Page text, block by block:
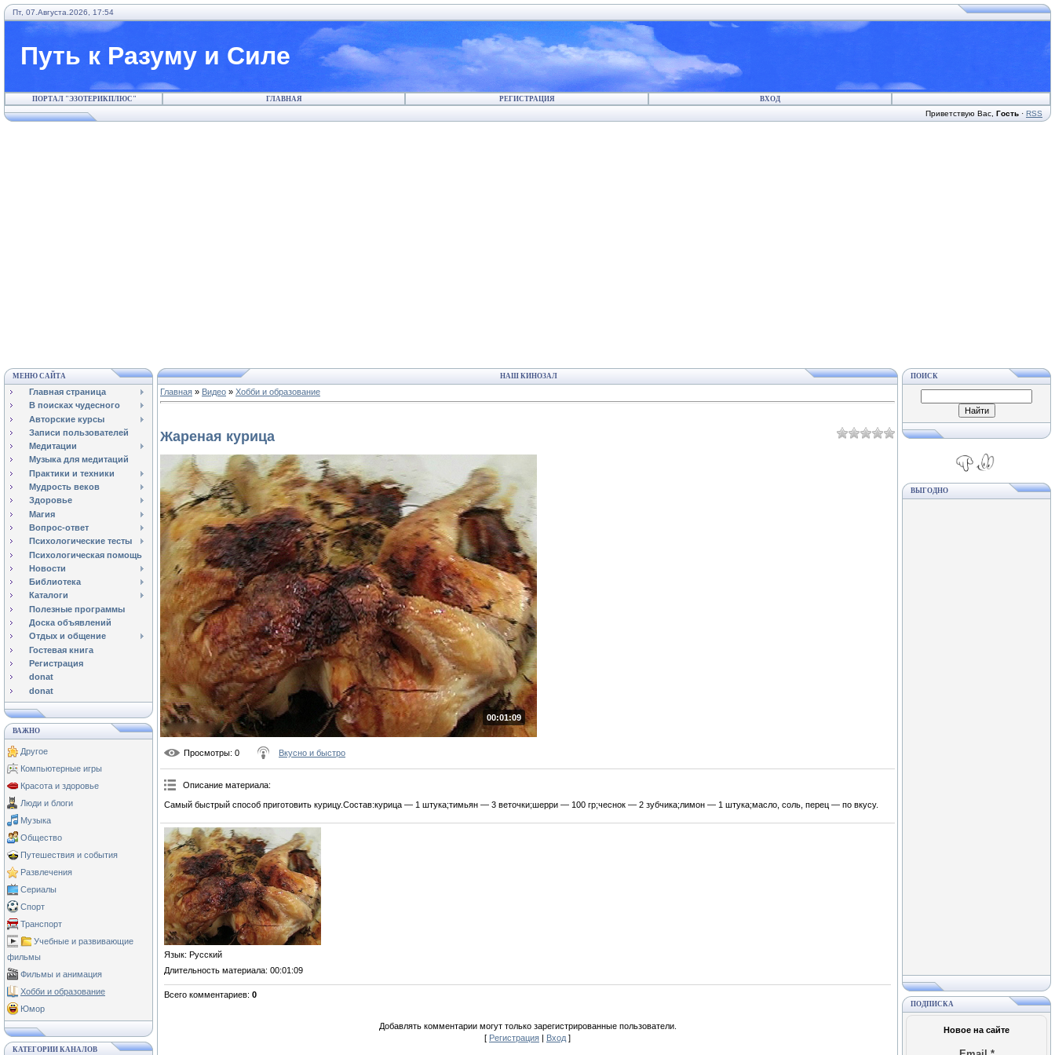
Пт, 07.Августа.2026, 17:54
Путь к Разуму и Силе
ПОРТАЛ "ЭЗОТЕРИКПЛЮС" ГЛАВНАЯ РЕГИСТРАЦИЯ ВХОД
Приветствую Вас Гость · RSS
МЕНЮ САЙТА
Главная страница
В поисках чудесного
Авторские курсы
Записи пользователей
Медитации
Музыка для медитаций
Практики и техники
Мудрость веков
Здоровье
Магия
Вопрос-ответ
Психологические тесты
Психологическая помощь
Новости
Библиотека
Каталоги
Полезные программы
Доска объявлений
Отдых и общение
Гостевая книга
Регистрация
donat
donat
ВАЖНО
Другое
Компьютерные игры
Красота и здоровье
Люди и блоги
Музыка
Общество
Путешествия и события
Развлечения
Сериалы
Спорт
Транспорт
Учебные и развивающие
фильмы
Фильмы и анимация
Хобби и образование
Юмор
КАТЕГОРИИ КАНАЛОВ
НАШ КИНОЗАЛ
Главная » Видео » Хобби и образование
Жареная курица
00:01:09
Просмотры: 0 Вкусно и быстро
Описание материала:
Самый быстрый способ приготовить курицу.Состав:курица — 1 штука;тимьян — 3 веточки;шерри — 100 гр;чеснок — 2 зубчика;лимон — 1 штука;масло, соль, перец — по вкусу.
Язык: Русский
Длительность материала: 00:01:09
Всего комментариев: 0
Добавлять комментарии могут только зарегистрированные пользователи.
[ Регистрация | Вход ]
ПОИСК
ВЫГОДНО
ПОДПИСКА
Новое на сайте